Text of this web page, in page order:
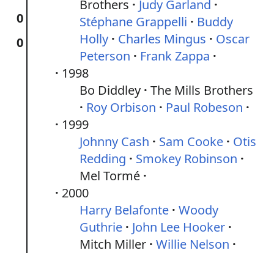
0
0
Brothers
Judy Garland
Stéphane Grappelli
Buddy
Holly
Charles Mingus
Oscar
Peterson
Frank Zappa
1998
Bo Diddley The Mills Brothers
Roy Orbison
Paul Robeson
1999
Johnny Cash
Sam Cooke
Otis
Redding
Smokey Robinson
Mel Tormé
2000
Harry Belafonte Woody
Guthrie
John Lee Hooker
Mitch Miller Willie Nelson